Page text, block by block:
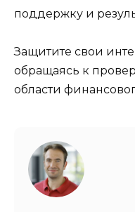
поддержку и
Защитите свои
обращаясь к
области